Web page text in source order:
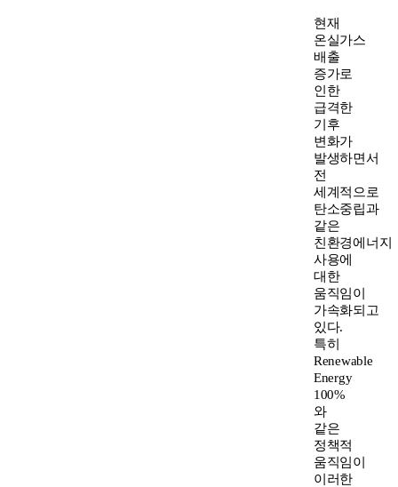
현재
온실가스
배출
증가로
인한
급격한
기후
변화가
발생하면서
전
세계적으로
탄소중립과
같은
친환경에너지
사용에
대한
움직임이
가속화되고
있다.
특히
Renewable
Energy
100%
와
같은
정책적
움직임이
이러한